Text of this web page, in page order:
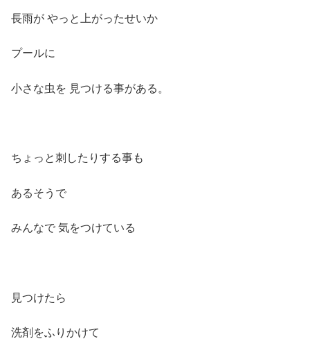
長雨が やっと上がったせいか
プールに
小さな虫を 見つける事がある。
ちょっと刺したりする事も
あるそうで
みんなで 気をつけている
見つけたら
洗剤をふりかけて